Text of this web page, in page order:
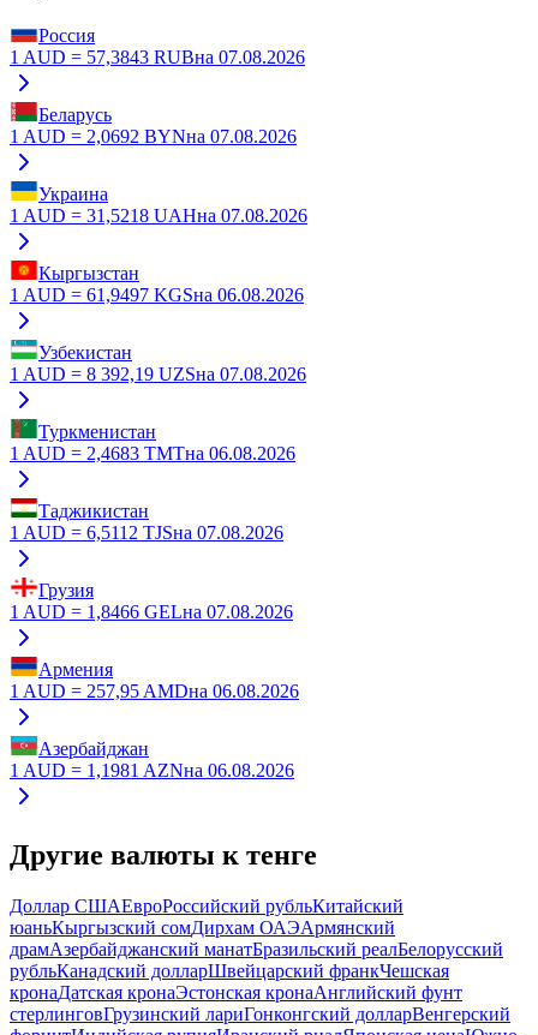
Россия
1 AUD = 57,3843 RUBна 07.08.2026
Беларусь
1 AUD = 2,0692 BYNна 07.08.2026
Украина
1 AUD = 31,5218 UAHна 07.08.2026
Кыргызстан
1 AUD = 61,9497 KGSна 06.08.2026
Узбекистан
1 AUD = 8 392,19 UZSна 07.08.2026
Туркменистан
1 AUD = 2,4683 TMTна 06.08.2026
Таджикистан
1 AUD = 6,5112 TJSна 07.08.2026
Грузия
1 AUD = 1,8466 GELна 07.08.2026
Армения
1 AUD = 257,95 AMDна 06.08.2026
Азербайджан
1 AUD = 1,1981 AZNна 06.08.2026
Другие валюты к тенге
Доллар СШАЕвроРоссийский рубльКитайский
юаньКыргызский сомДирхам ОАЭАрмянский
драмАзербайджанский манатБразильский реалБелорусский
рубльКанадский долларШвейцарский франкЧешская
кронаДатская кронаЭстонская кронаАнглийский фунт
стерлинговГрузинский лариГонконгский долларВенгерский